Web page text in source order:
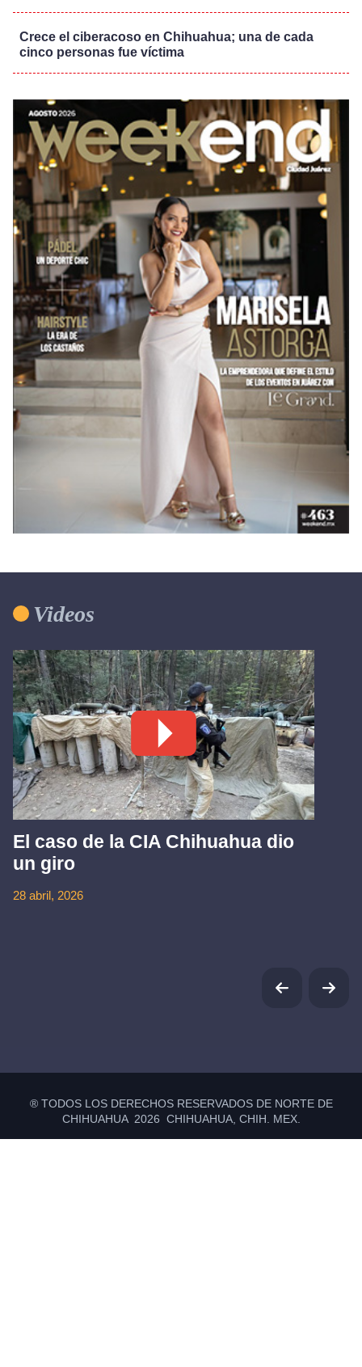
Crece el ciberacoso en Chihuahua; una de cada
cinco personas fue víctima
Videos
El caso de la CIA Chihuahua dio
un giro
28 abril, 2026
® TODOS LOS DERECHOS RESERVADOS DE NORTE DE
CHIHUAHUA 2026 CHIHUAHUA, CHIH. MEX.